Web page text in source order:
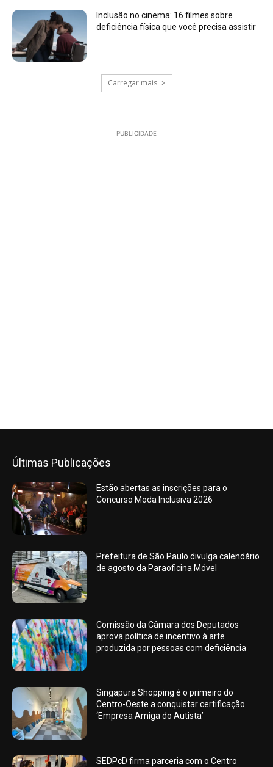
Inclusão no cinema: 16 filmes sobre
deficiência física que você precisa assistir
Carregar mais
PUBLICIDADE
Últimas Publicações
Estão abertas as inscrições para o
Concurso Moda Inclusiva 2026
Prefeitura de São Paulo divulga calendário
de agosto da Paraoficina Móvel
Comissão da Câmara dos Deputados
aprova política de incentivo à arte
produzida por pessoas com deficiência
Singapura Shopping é o primeiro do
Centro-Oeste a conquistar certificação
‘Empresa Amiga do Autista’
SEDPcD firma parceria com o Centro